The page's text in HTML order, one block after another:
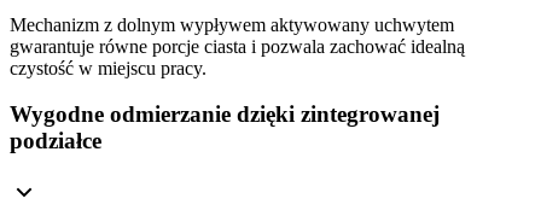
Mechanizm z dolnym wypływem aktywowany uchwytem
gwarantuje równe porcje ciasta i pozwala zachować idealną
czystość w miejscu pracy.
Wygodne odmierzanie dzięki zintegrowanej
podziałce